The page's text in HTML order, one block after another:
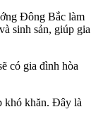
Đông Bắc làm
sinh sản, giúp gia
có gia đình hòa
khó khăn. Đây là